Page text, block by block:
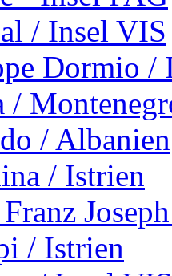
/ Insel VIS
Dormio /
/
/ Albanien
/ Istrien
/ Istrien